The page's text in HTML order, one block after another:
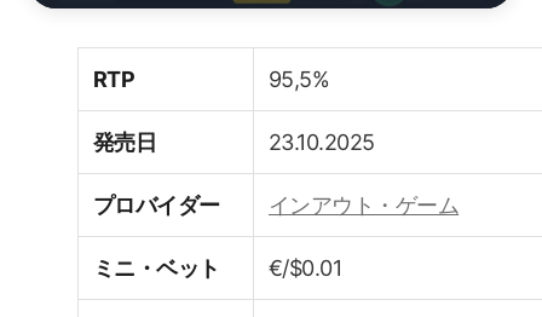
RTP 95,5%
発売日 23.10.2025
プロバイダー インアウト・ゲーム
ミニ・ベット €/$0.01